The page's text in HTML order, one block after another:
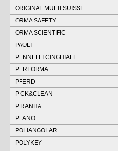
ORIGINAL MULTI SUISSE
ORMA SAFETY
ORMA SCIENTIFIC
PAOLI
PENNELLI CINGHIALE
PERFORMA
PFERD
PICK&CLEAN
PIRANHA
PLANO
POLIANGOLAR
POLYKEY